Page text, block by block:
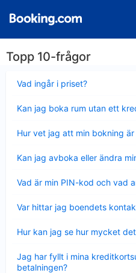
Topp 10-frågor
Vad ingår i priset?
mindre
Kan jag boka rum utan ett
mindre
Hur vet jag att min bokning
mindre
Kan jag avboka eller ändra
mindre
Vad är min PIN-kod och vad
mindre
Var hittar jag boendets
mindre
Hur kan jag se hur mycket
mindre
Jag har fyllt i mina
betalningen?
mindre